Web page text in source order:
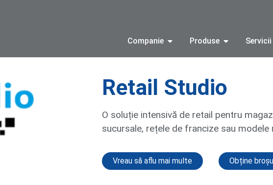
Companie Produse Servicii
Retail Studio
O soluție intensivă de retail pentru
sucursale, rețele de francize sau modele
Vreau să aflu mai multe Obține